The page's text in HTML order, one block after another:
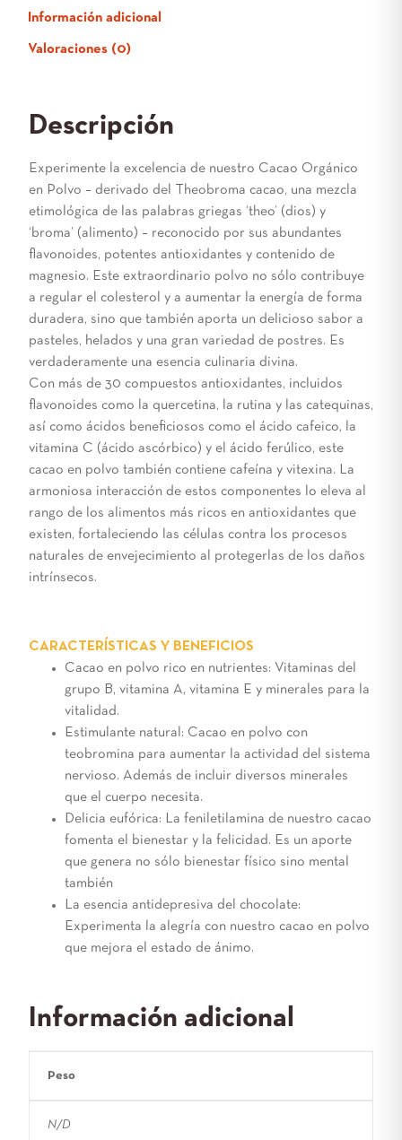
Información adicional
Valoraciones (0)
Descripción
Experimente la excelencia de nuestro Cacao Orgánico
en Polvo – derivado del Theobroma cacao, una mezcla
etimológica de las palabras griegas ‘theo’ (dios) y
‘broma’ (alimento) – reconocido por sus abundantes
flavonoides, potentes antioxidantes y contenido de
magnesio. Este extraordinario polvo no sólo contribuye
a regular el colesterol y a aumentar la energía de forma
duradera, sino que también aporta un delicioso sabor a
pasteles, helados y una gran variedad de postres. Es
verdaderamente una esencia culinaria divina.
Con más de 30 compuestos antioxidantes, incluidos
flavonoides como la quercetina, la rutina y las catequinas,
así como ácidos beneficiosos como el ácido cafeico, la
vitamina C (ácido ascórbico) y el ácido ferúlico, este
cacao en polvo también contiene cafeína y vitexina. La
armoniosa interacción de estos componentes lo eleva al
rango de los alimentos más ricos en antioxidantes que
existen, fortaleciendo las células contra los procesos
naturales de envejecimiento al protegerlas de los daños
intrínsecos.
CARACTERÍSTICAS Y BENEFICIOS
Cacao en polvo rico en nutrientes: Vitaminas del
grupo B, vitamina A, vitamina E y minerales para la
vitalidad.
Estimulante natural: Cacao en polvo con
teobromina para aumentar la actividad del sistema
nervioso. Además de incluir diversos minerales
que el cuerpo necesita.
Delicia eufórica: La feniletilamina de nuestro cacao
fomenta el bienestar y la felicidad. Es un aporte
que genera no sólo bienestar físico sino mental
también
La esencia antidepresiva del chocolate:
Experimenta la alegría con nuestro cacao en polvo
que mejora el estado de ánimo.
Información adicional
Peso
N/D